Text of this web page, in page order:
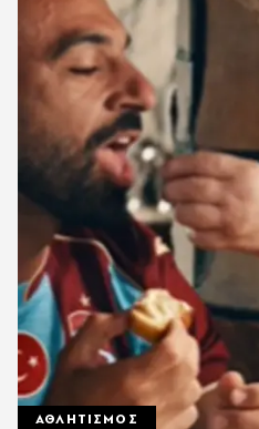
ΑΘΛΗΤΙΣΜΟΣ